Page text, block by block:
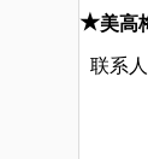
★美高
联系人